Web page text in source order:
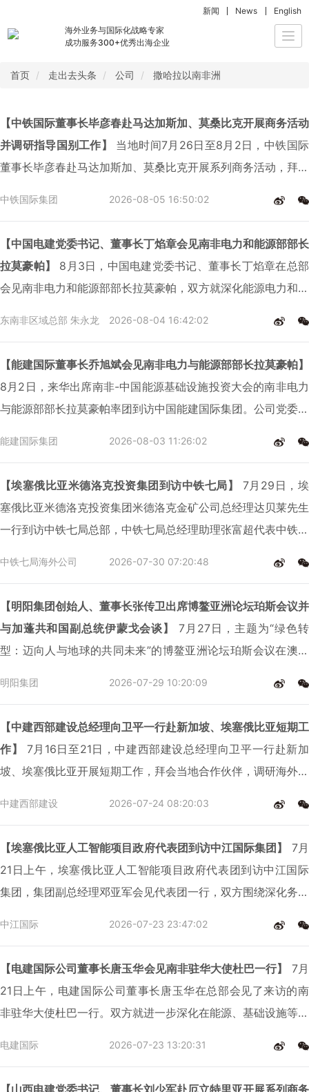
海外业务与国际化战略专家
成功服务300+优秀出海企业
新闻 News English
首页 走出去头条 公司 撒哈拉以南非洲
【中铁国际董事长毕彦春赴马达加斯加、莫桑比克开展商务活动
并调研指导国别工作】
当地时间7月26日至8月2日，中铁国际
董事长毕彦春赴马达加斯加、莫桑比克开展系列商务活动，拜会
中铁国际集团 2026-08-05 16:50:02
【中国电建党委书记、董事长丁焰章会见南非电力和能源部部长
拉莫豪帕】
8月3日，中国电建党委书记、董事长丁焰章在总部
会见南非电力和能源部部长拉莫豪帕，双方就深化能源电力和基
东南非区域总部 朱永龙 2026-08-04 16:42:02
【能建国际董事长乔旭斌会见南非电力与能源部部长拉莫豪帕】
8月2日，来华出席南非-中国能源基础设施投资大会的南非电力
与能源部部长拉莫豪帕率团到访中国能建国际集团。公司党委书
能建国际集团 2026-08-03 11:26:02
【埃塞俄比亚米德洛克投资集团到访中铁七局】
7月29日，埃
塞俄比亚米德洛克投资集团米德洛克金矿公司总经理达贝莱先生
一行到访中铁七局总部，中铁七局总经理助理张富超代表中铁七
中铁七局海外公司 2026-07-30 07:20:48
【明阳集团创始人、董事长张传卫出席博鳌亚洲论坛珀斯会议并
与加蓬共和国副总统伊蒙戈会谈】
7月27日，主题为“绿色转
型：迈向人与地球的共同未来”的博鳌亚洲论坛珀斯会议在澳大
明阳集团 2026-07-29 10:20:09
【中建西部建设总经理向卫平一行赴新加坡、埃塞俄比亚短期工
作】
7月16日至21日，中建西部建设总经理向卫平一行赴新加
坡、埃塞俄比亚开展短期工作，拜会当地合作伙伴，调研海外市
中建西部建设 2026-07-24 08:20:03
【埃塞俄比亚人工智能项目政府代表团到访中江国际集团】
7月
21日上午，埃塞俄比亚人工智能项目政府代表团到访中江国际
集团，集团副总经理邓亚军会见代表团一行，双方围绕深化务实
中江国际 2026-07-23 23:47:02
【电建国际公司董事长唐玉华会见南非驻华大使杜巴一行】
7月
21日上午，电建国际公司董事长唐玉华在总部会见了来访的南
非驻华大使杜巴一行。双方就进一步深化在能源、基础设施等领
电建国际 2026-07-23 13:20:31
【山西电建党委书记、董事长刘少军赴厄立特里亚开展系列商务